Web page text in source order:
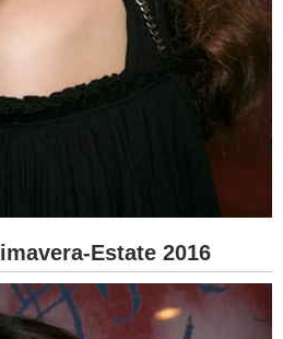
Estate 2016